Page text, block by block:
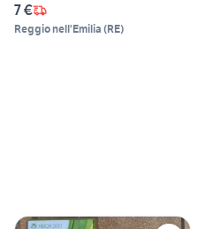
7 €
Reggio nell'Emilia (RE)